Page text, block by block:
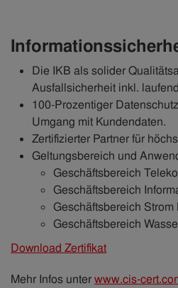
Die IKB als solider
Ausfallsicherheit inkl.
100-Prozentiger
Umgang mit Kundendaten.
Zertifizierter Partner für
Geltungsbereich und
Geschäftsbereich
Geschäftsbereich
Geschäftsbereich Strom
Geschäftsbereich
Download Zertifikat
Mehr Infos unterwww.cis-